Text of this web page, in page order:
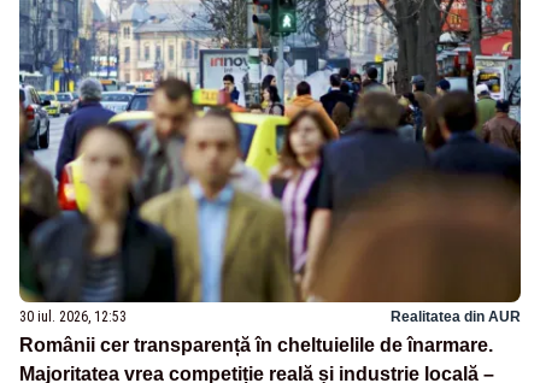
30 iul. 2026, 12:53 Realitatea din AUR
Românii cer transparență în cheltuielile de înarmare.
Majoritatea vrea competiție reală și industrie locală –